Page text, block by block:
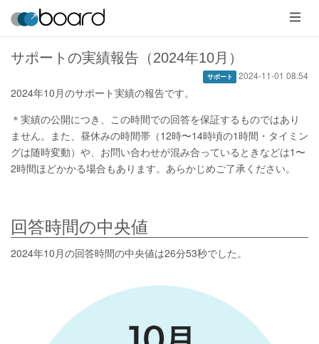
メ
ニ
ュ
ー
サポートの実績報告（2024年10月）
サポート 2024-11-01 08:54
2024年10月のサポート実績の報告です。
＊実績の公開につき、この時間での回答を保証するものではあり
ません。また、昼休みの時間帯（12時〜14時頃の1時間・タイミン
グは随時変動）や、お問い合わせが混み合っているときなどは1〜
2時間ほどかかる場合もあります。あらかじめご了承ください。
回答時間の中央値
2024年10月の回答時間の中央値は26分53秒でした。